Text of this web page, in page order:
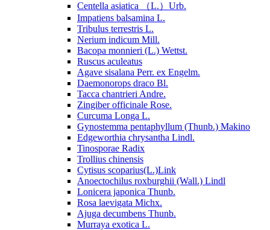
Centella asiatica （L.）Urb.
Impatiens balsamina L.
Tribulus terrestris L.
Nerium indicum Mill.
Bacopa monnieri (L.) Wettst.
Ruscus aculeatus
Agave sisalana Perr. ex Engelm.
Daemonorops draco Bl.
Tacca chantrieri Andre.
Zingiber officinale Rose.
Curcuma Longa L.
Gynostemma pentaphyllum (Thunb.) Makino
Edgeworthia chrysantha Lindl.
Tinosporae Radix
Trollius chinensis
Cytisus scoparius(L.)Link
Anoectochilus roxburghii (Wall.) Lindl
Lonicera japonica Thunb.
Rosa laevigata Michx.
Ajuga decumbens Thunb.
Murraya exotica L.